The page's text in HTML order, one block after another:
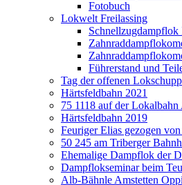
Fotobuch
Lokwelt Freilassing
Führerstand und
Tag der offenen
Härtsfeldbahn 2021
75 1118 auf der Lokalbahn
Härtsfeldbahn 2019
Feuriger Elias gezogen von
50 245 am Triberger
Ehemalige Dampflok der
Dampflokseminar beim
Alb-Bähnle Amstetten